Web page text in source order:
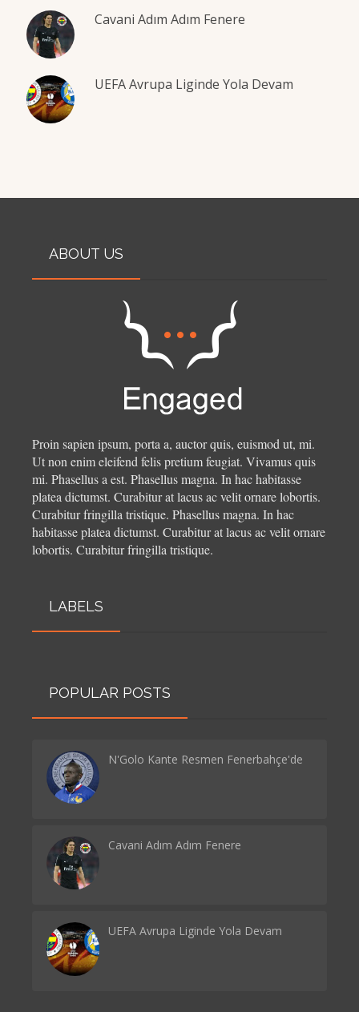
Cavani Adım Adım Fenere
UEFA Avrupa Liginde Yola Devam
ABOUT US
Proin sapien ipsum, porta a, auctor quis, euismod ut, mi.
Ut non enim eleifend felis pretium feugiat. Vivamus quis
mi. Phasellus a est. Phasellus magna. In hac habitasse
platea dictumst. Curabitur at lacus ac velit ornare lobortis.
Curabitur fringilla tristique. Phasellus magna. In hac
habitasse platea dictumst. Curabitur at lacus ac velit ornare
lobortis. Curabitur fringilla tristique.
LABELS
POPULAR POSTS
N'Golo Kante Resmen Fenerbahçe'de
Cavani Adım Adım Fenere
UEFA Avrupa Liginde Yola Devam